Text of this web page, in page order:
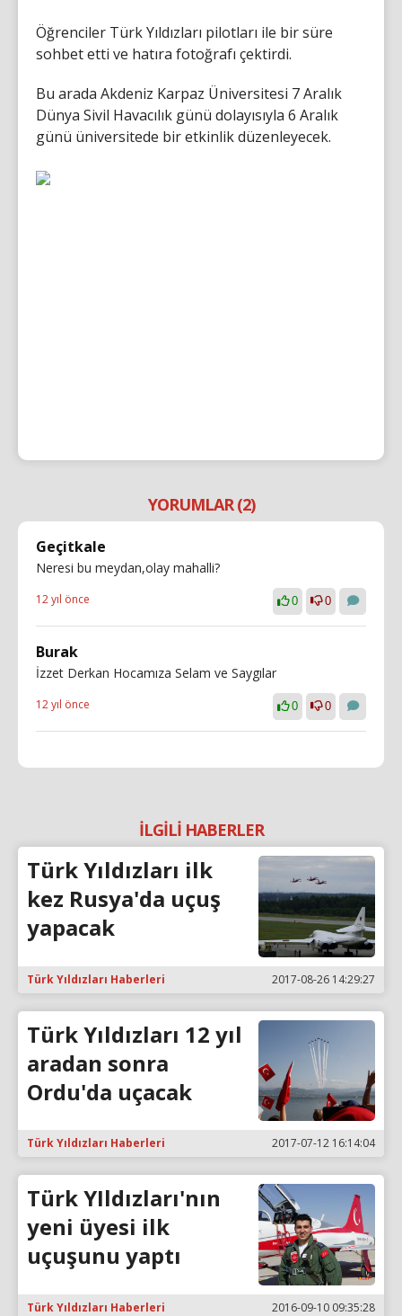
Öğrenciler Türk Yıldızları pilotları ile bir süre
sohbet etti ve hatıra fotoğrafı çektirdi.
Bu arada Akdeniz Karpaz Üniversitesi 7 Aralık
Dünya Sivil Havacılık günü dolayısıyla 6 Aralık
günü üniversitede bir etkinlik düzenleyecek.
YORUMLAR (2)
Geçitkale
Neresi bu meydan,olay mahalli?
12 yıl önce 0 0
Burak
İzzet Derkan Hocamıza Selam ve Saygılar
12 yıl önce 0 0
İLGİLİ HABERLER
Türk Yıldızları ilk
kez Rusya'da uçuş
yapacak
Türk Yıldızları Haberleri 2017-08-26 14:29:27
Türk Yıldızları 12 yıl
aradan sonra
Ordu'da uçacak
Türk Yıldızları Haberleri 2017-07-12 16:14:04
Türk YIldızları'nın
yeni üyesi ilk
uçuşunu yaptı
Türk Yıldızları Haberleri 2016-09-10 09:35:28